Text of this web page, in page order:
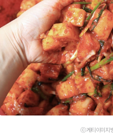
ⓒ게티이미지